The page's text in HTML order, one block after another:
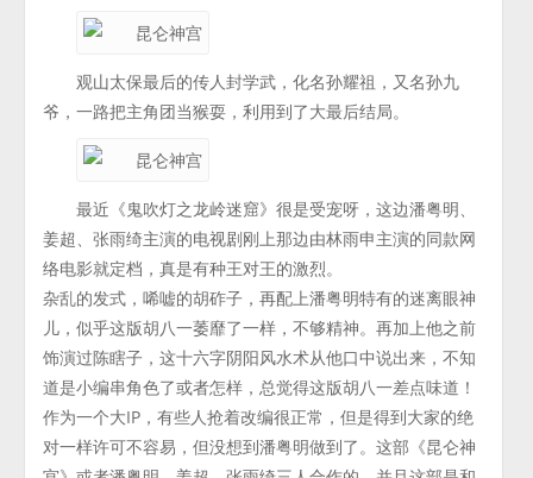
观山太保最后的传人封学武，化名孙耀祖，又名孙九
爷，一路把主角团当猴耍，利用到了大最后结局。
最近《鬼吹灯之龙岭迷窟》很是受宠呀，这边潘粤明、
姜超、张雨绮主演的电视剧刚上那边由林雨申主演的同款网
络电影就定档，真是有种王对王的激烈。
杂乱的发式，唏嘘的胡砟子，再配上潘粤明特有的迷离眼神
儿，似乎这版胡八一萎靡了一样，不够精神。再加上他之前
饰演过陈瞎子，这十六字阴阳风水术从他口中说出来，不知
道是小编串角色了或者怎样，总觉得这版胡八一差点味道！
作为一个大IP，有些人抢着改编很正常，但是得到大家的绝
对一样许可不容易，但没想到潘粤明做到了。这部《昆仑神